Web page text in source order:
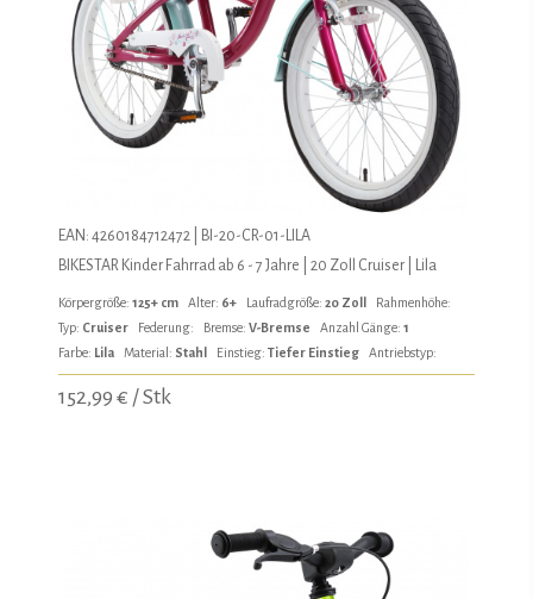
EAN: 4260184712472 | BI-20-CR-01-LILA
BIKESTAR Kinder Fahrrad ab 6 - 7 Jahre | 20 Zoll Cruiser | Lila
Körpergröße: 125+ cm Alter: 6+ Laufradgröße: 20 Zoll
Rahmenhöhe:
Typ: Cruiser Federung: Bremse: V-Bremse Anzahl Gänge: 1
Farbe: Lila Material: Stahl Einstieg: Tiefer Einstieg Antriebstyp:
152,99 € / Stk